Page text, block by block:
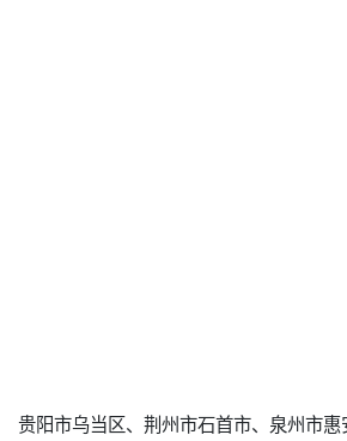
贵阳市乌当区、荆州市石首市、泉州市